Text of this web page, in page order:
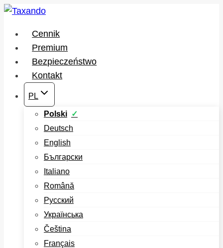
Przejdź
treści
Cennik
Premium
Bezpieczeństwo
Kontakt
PL
Polski
Deutsch
English
Български
Italiano
Română
Русский
Українська
Čeština
Français